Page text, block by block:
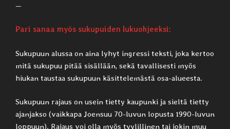
—
Pari sanaa myös sukupuiden lukuohjeeksi:
Sukupuun alussa on aina lyhyt ingressi teksti, joka kertoo
mitä sukupuu pitää sisällään, sekä tavallisesti myös
hiukan taustaa sukupuun käsittelemästä osa-alueesta.
Sukupuun rajaus on usein tietty kaupunki ja sieltä tietty
ajanjakso (vaikkapa Joensuu 70-luvun lopusta 1990-luvun
loppuun). Rajaus voi olla myös tyylillinen tai jokin muu